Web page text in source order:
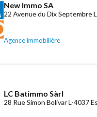
New Immo SA
22 Avenue du Dix Septembre
Agence immobilière
LC Batimmo Sàrl
28 Rue Simon Bolivar L-4037